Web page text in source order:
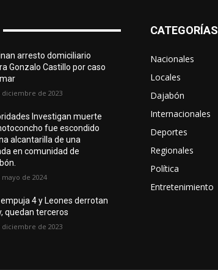
arresto domiciliario
Gonzalo Castillo por caso
diciembre de 2023
Investigan muerte
fue escondido
alcantarilla de una
en comunidad de
mayo de 2024
empuja 4 y Leones derrotan
quedan terceros
diciembre de 2023
CATEGORÍAS
Nacionales
Locales
Dajabón
Internacionales
Deportes
Regionales
Política
Entretenimiento